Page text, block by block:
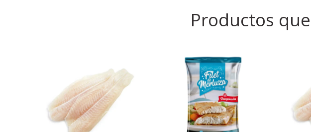
Productos